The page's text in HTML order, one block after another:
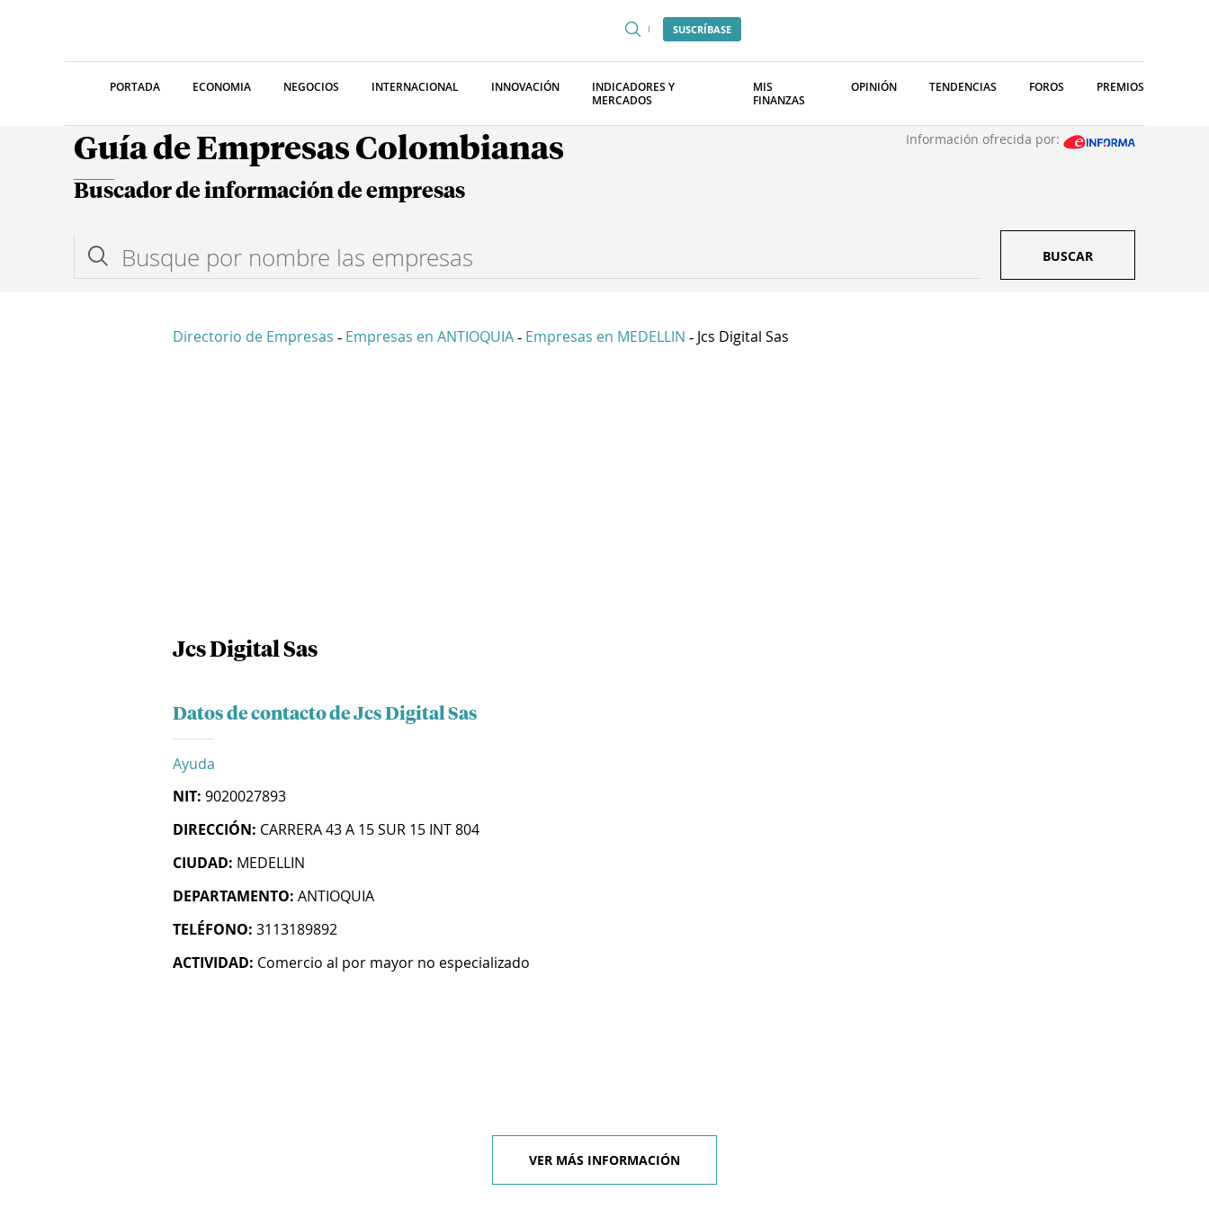
SUSCRÍBASE
PORTADA ECONOMIA NEGOCIOS INTERNACIONAL INNOVACIÓN
INDICADORES Y
MERCADOS
MIS
FINANZAS
OPINIÓN TENDENCIAS FOROS PREMIOS
Guía de Empresas Colombianas Información ofrecida por:
Buscador de información de empresas
BUSCAR
Directorio de Empresas - Empresas en ANTIOQUIA - Empresas en MEDELLIN - Jcs Digital Sas
Jcs Digital Sas
Datos de contacto de Jcs Digital Sas
Ayuda
NIT: 9020027893
DIRECCIÓN: CARRERA 43 A 15 SUR 15 INT 804
CIUDAD: MEDELLIN
DEPARTAMENTO: ANTIOQUIA
TELÉFONO: 3113189892
ACTIVIDAD: Comercio al por mayor no especializado
VER MÁS INFORMACIÓN